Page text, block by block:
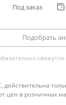
Под заказ
Подобрать
свяжутся
действительна
цен в розничных